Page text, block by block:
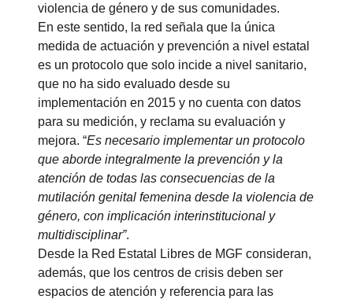
violencia de género y de sus comunidades.
En este sentido, la red señala que la única
medida de actuación y prevención a nivel estatal
es un protocolo que solo incide a nivel sanitario,
que no ha sido evaluado desde su
implementación en 2015 y no cuenta con datos
para su medición, y reclama su evaluación y
mejora. “Es necesario implementar un protocolo
que aborde integralmente la prevención y la
atención de todas las consecuencias de la
mutilación genital femenina desde la violencia de
género, con implicación interinstitucional y
multidisciplinar”.
Desde la Red Estatal Libres de MGF consideran,
además, que los centros de crisis deben ser
espacios de atención y referencia para las